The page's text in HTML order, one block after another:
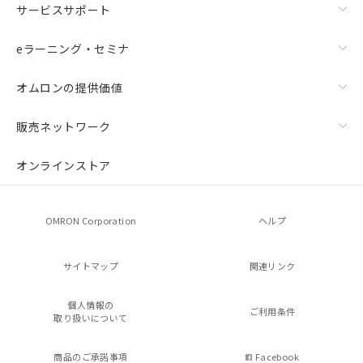
サービスサポート
eラーニング・セミナ
オムロンの提供価値
販売ネットワーク
オンラインストア
OMRON Corporation ヘルプ
サイトマップ 関連リンク
個人情報の
取り扱いについて
ご利用条件
商品のご承諾事項 Facebook